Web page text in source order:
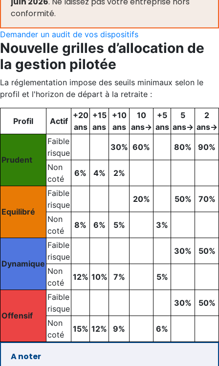
conformité.
Demander un audit de vos dispositifs
Nouvelle grilles d’allocation de
la gestion pilotée
La réglementation impose des seuils minimaux selon le
profil et l'horizon de départ à la retraite :
Profil Actif
+20
ans
+15
ans
+10
ans
10
ans→
+5
ans
5
ans→
2
ans→
Prudent
Faible
risque
30% 60% 80% 90%
Non
coté
6% 4% 2%
Equilibré
Faible
risque
20% 50% 70%
Non
coté
8% 6% 5% 3%
Dynamique
Faible
risque
30% 50%
Non
coté
12% 10% 7% 5%
Offensif
Faible
risque
30% 50%
Non
coté
15% 12% 9% 6%
A noter